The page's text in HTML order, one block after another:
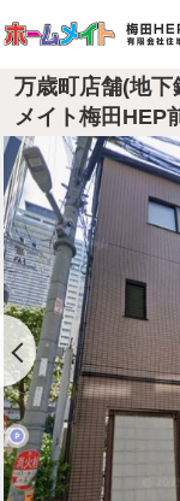
万歳町店舗(地
メイト梅田HEP